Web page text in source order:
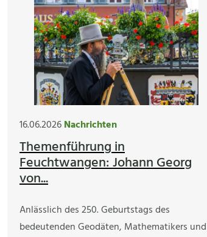
16.06.2026Nachrichten
Themenführung in
Feuchtwangen: Johann Georg
von...
Anlässlich des 250. Geburtstags des
bedeutenden Geodäten, Mathematikers und